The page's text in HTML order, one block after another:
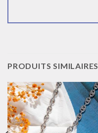
PRODUITS SIMILAIRES